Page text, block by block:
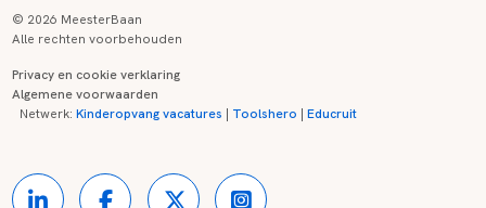
Kinderopvang
Zij-instroom informatie
Registreren
Onderwijs links
© 2026 MeesterBaan
Alle rechten voorbehouden
Privacy en cookie verklaring
Algemene voorwaarden
Netwerk:Kinderopvang vacatures | Toolshero |Educruit